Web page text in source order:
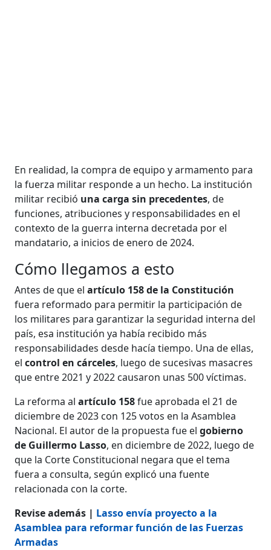
En realidad, la compra de equipo y armamento para
la fuerza militar responde a un hecho. La institución
militar recibió una carga sin precedentes, de
funciones, atribuciones y responsabilidades en el
contexto de la guerra interna decretada por el
mandatario, a inicios de enero de 2024.
Cómo llegamos a esto
Antes de que elartículo 158 de la Constitución
fuera reformado para permitir la participación de
los militares para garantizar la seguridad interna del
país, esa institución ya había recibido más
responsabilidades desde hacía tiempo. Una de ellas,
el control en cárceles, luego de sucesivas masacres
que entre 2021 y 2022 causaron unas 500 víctimas.
La reforma alartículo 158fue aprobada el 21 de
diciembre de 2023 con 125 votos en la Asamblea
Nacional. El autor de la propuesta fue elgobierno
de Guillermo Lasso, en diciembre de 2022, luego de
que la Corte Constitucional negara que el tema
fuera a consulta, según explicó una fuente
relacionada con la corte.
Revise además | Lasso envía proyecto a la
Asamblea para reformar función de las Fuerzas
Armadas